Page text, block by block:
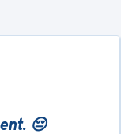
😔